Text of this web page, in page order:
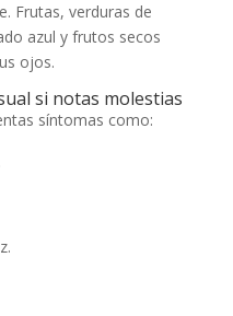
Frutas, verduras de
azul y frutos secos
ojos.
si notas molestias
síntomas como: